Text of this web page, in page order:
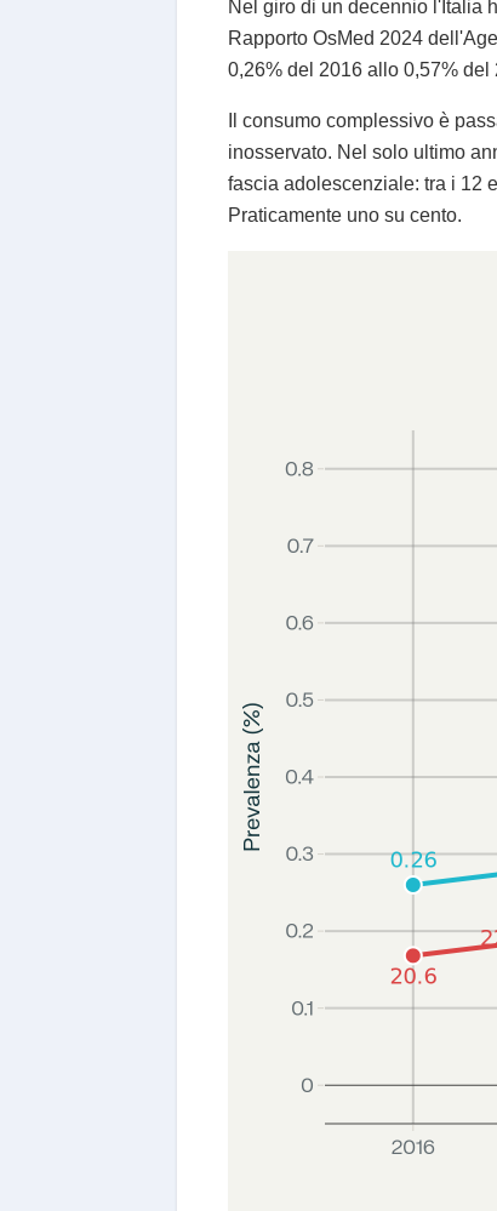
Nel giro di un decennio l'Italia
Rapporto OsMed 2024
0,26% del 2016 allo 0,57%
Il consumo complessivo è
inosservato. Nel solo ultimo
fascia adolescenziale: tra i 12
Praticamente uno su cento.